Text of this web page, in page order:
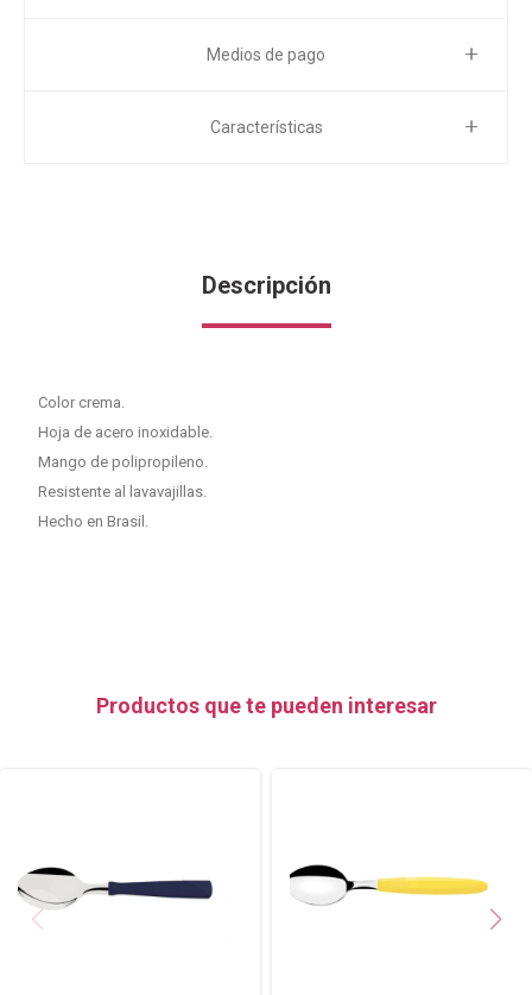
Medios de pago
Características
Descripción
Color crema.
Hoja de acero inoxidable.
Mango de polipropileno.
Resistente al lavavajillas.
Hecho en Brasil.
Productos que te pueden interesar